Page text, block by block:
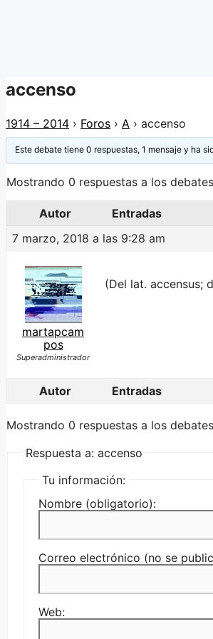
accenso
1914 – 2014 › Foros › A › accenso
Este debate tiene 0 respuestas, 1 mensaje y ha
Mostrando 0 respuestas a los debates
Autor
Entradas
7 marzo, 2018 a las 9:28 am
martapcam
pos
Superadministrador
(Del lat. accensus;
Autor Entradas
Mostrando 0 respuestas a los debates
Respuesta a: accenso
Tu información:
Nombre (obligatorio):
Correo electrónico (no se
Web: